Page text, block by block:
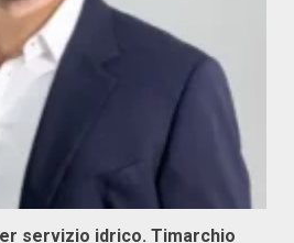
servizio idrico. Timarchio